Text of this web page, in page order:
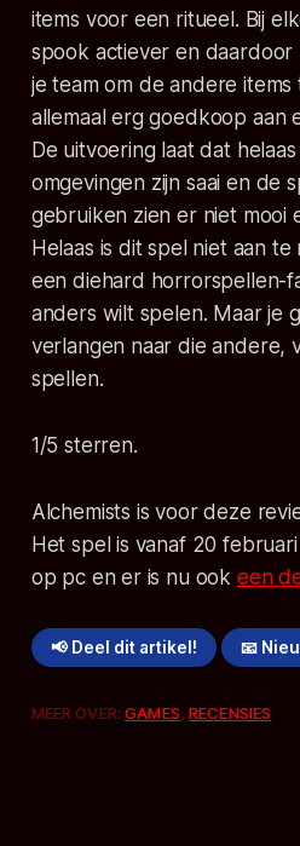
items voor een ritueel. Bij
spook actiever en daardoor
je team om de andere
allemaal erg goedkoop aan
De uitvoering laat dat
omgevingen zijn saai en de
gebruiken zien er niet mooi
Helaas is dit spel niet aan
een diehard horrorspellen-
anders wilt spelen. Maar je
verlangen naar die andere,
spellen.
1/5 sterren.
Alchemists is voor deze
Het spel is vanaf 20
op pc en er is nu ook een
📢 Deel dit artikel! 📧
MEER OVER:GAMES,RECENSIES